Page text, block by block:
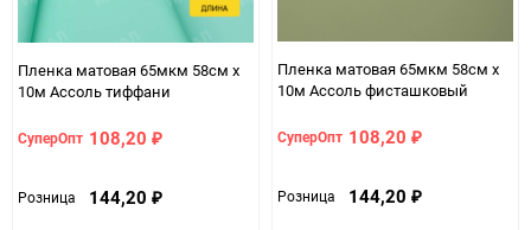
Пленка матовая 65мкм 58см х
10м Ассоль тиффани
СуперОпт 108,20 ₽
Розница 144,20 ₽
Пленка матовая 65мкм 58см х
10м Ассоль фисташковый
СуперОпт 108,20 ₽
Розница 144,20 ₽